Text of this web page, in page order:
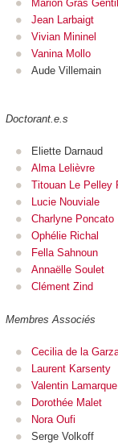
Marion Gras
Jean Larbaigt
Vivian Mininel
Vanina Mollo
Aude Villemain
Doctorant.e.s
Eliette Darnaud
Alma Lelièvre
Titouan Le Pelley
Lucie Nouviale
Charlyne Poncato
Ophélie Richal
Fella Sahnoun
Annaëlle Soulet
Clément Zind
Membres Associés
Cecilia de la
Laurent Karsenty
Valentin Lamarque
Dorothée Malet
Nora Oufi
Serge Volkoff